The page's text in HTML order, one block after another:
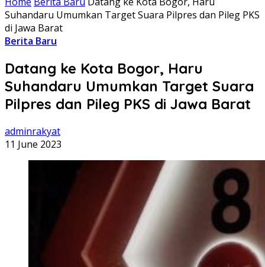
Suhandaru Umumkan Target Suara Pilpres dan Pileg PKS
di Jawa Barat
Berita Baru
Datang ke Kota Bogor, Haru
Suhandaru Umumkan Target Suara
Pilpres dan Pileg PKS di Jawa Barat
adminrakyat
11 June 2023